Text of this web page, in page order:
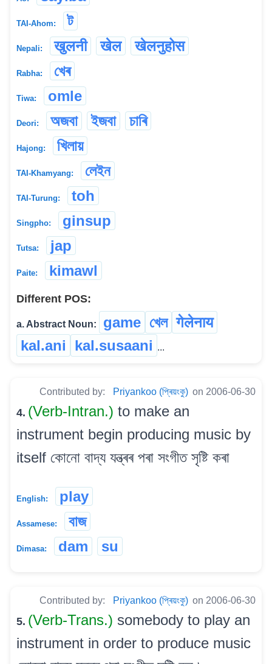
TAI-Ahom: ট
Nepali: खुलनी खेल खेलनुहोस
Rabha: খেৰ
Tiwa: omle
Deori: অজবা ইজবা চাৰি
Hajong: খিলায়
TAI-Khamyang: লেইন
TAI-Turung: toh
Singpho: ginsup
Tutsa: jap
Paite: kimawl
Different POS:
a. Abstract Noun: game খেল गेलेनाय
kal.ani
kal.susaani ...
Contributed by: Priyankoo (প্ৰিয়ংকু) on 2006-06-30
4. (Verb-Intran.) to make an
instrument begin producing music by
itself কোনো বাদ্য যন্ত্ৰৰ পৰা সংগীত সৃষ্টি কৰা
English: play
Assamese: বাজ
Dimasa: dam su
Contributed by: Priyankoo (প্ৰিয়ংকু) on 2006-06-30
5. (Verb-Trans.) somebody to play an
instrument in order to produce music